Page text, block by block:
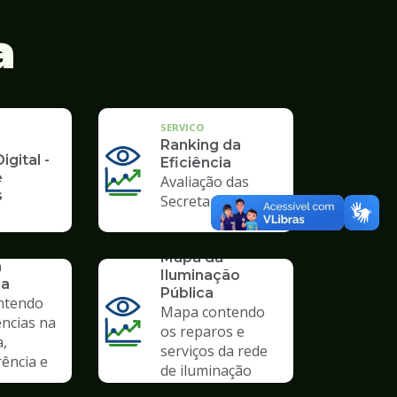
-
SERVICO
Ranking da
Eficiência
Avaliação das
Secretarias
na
e
Mapa da
Iluminação
Pública
Mapa contendo
os reparos e
serviços da rede
de iluminação